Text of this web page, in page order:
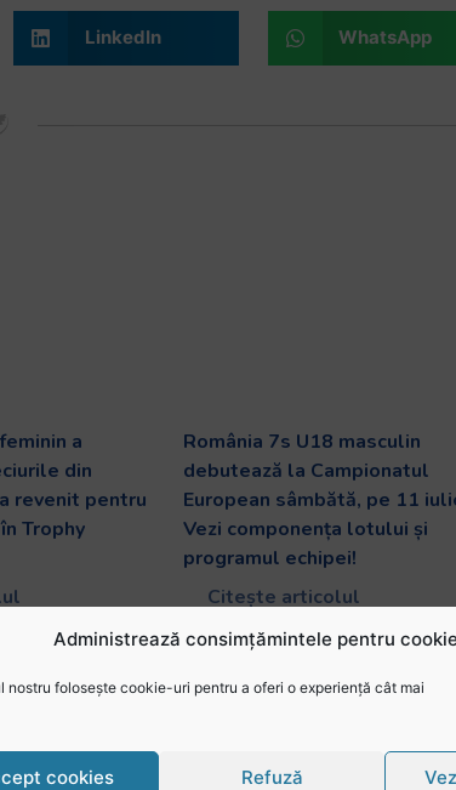
Administrează consimțămintele pentru
nostru folosește cookie-uri pentru a oferi o experiență cât mai
cookies Refuză
LinkedIn WhatsApp
a
din
revenit pentru
Trophy
România 7s U18 masculin
debutează la Campionatul
European sâmbătă, pe 11
Vezi componența lotului și
programul echipei!
Citește articolul